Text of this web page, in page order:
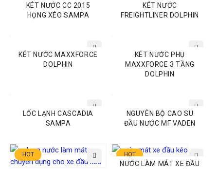
KÉT NƯỚC CC 2015
HỌNG XÉO SAMPA
KÉT NƯỚC
FREIGHTLINER DOLPHIN
KÉT NƯỚC MAXXFORCE
DOLPHIN
KÉT NƯỚC PHỤ
MAXXFORCE 3 TẦNG
DOLPHIN
LỐC LẠNH CASCADIA
SAMPA
NGUYÊN BỘ CAO SU
ĐẦU NƯỚC MF VADEN
HOT HOT
NƯỚC LÀM MÁT XE ĐẦU